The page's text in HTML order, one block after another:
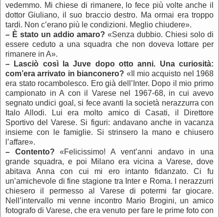
vedemmo. Mi chiese di rimanere, lo fece più volte anche il
dottor Giuliano, il suo braccio destro. Ma ormai era troppo
tardi. Non c’erano più le condizioni. Meglio chiudere».
– È stato un addio amaro? «Senza dubbio. Chiesi solo di
essere ceduto a una squadra che non doveva lottare per
rimanere in A».
–
Lasciò così la Juve dopo otto anni. Una curiosità:
com’era arrivato in bianconero? «Il mio acquisto nel 1968
era stato rocambolesco. Ero già dell’Inter. Dopo il mio primo
campionato in A con il Varese nel 1967-68, in cui avevo
segnato undici goal, si fece avanti la società nerazzurra con
Italo Allodi. Lui era molto amico di Casati, il Direttore
Sportivo del Varese. Si figuri: andavano anche in vacanza
insieme con le famiglie. Si strinsero la mano e chiusero
l’affare».
– Contento? «Felicissimo! A vent’anni andavo in una
grande squadra, e poi Milano era vicina a Varese, dove
abitava Anna con cui mi ero intanto fidanzato. Ci fu
un’amichevole di fine stagione tra Inter e Roma. I nerazzurri
chiesero il permesso al Varese di potermi far giocare.
Nell’intervallo mi venne incontro Mario Brogini, un amico
fotografo di Varese, che era venuto per fare le prime foto con